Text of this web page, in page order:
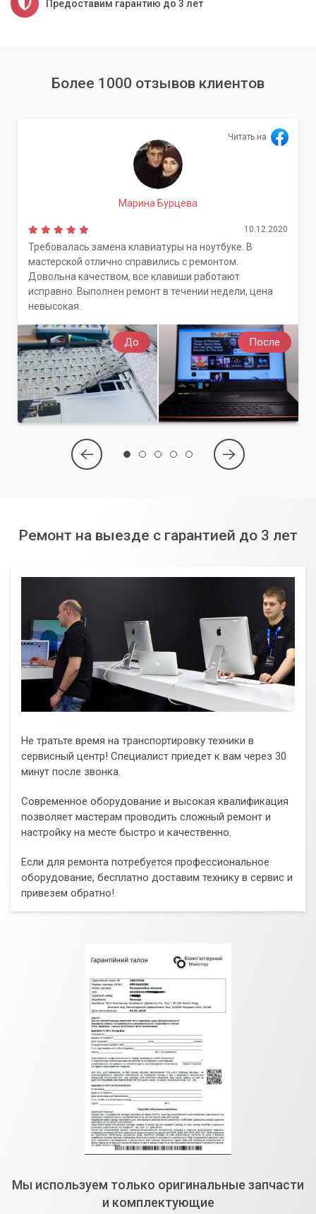
Предоставим гарантию до 3 лет
Более 1000 отзывов клиентов
До После
Читать на
Марина Бурцева
10.12.2020
Требовалась замена клавиатуры на ноутбуке. В
мастерской отлично справились с ремонтом.
Довольна качеством, все клавиши работают
исправно. Выполнен ремонт в течении недели, цена
невысокая.
Ремонт на выезде с гарантией до 3 лет
Не тратьте время на транспортировку техники в
сервисный центр! Специалист приедет к вам через 30
минут после звонка.
Современное оборудование и высокая квалификация
позволяет мастерам проводить сложный ремонт и
настройку на месте быстро и качественно.
Если для ремонта потребуется профессиональное
оборудование, бесплатно доставим технику в сервис и
привезем обратно!
Мы используем только оригинальные запчасти
и комплектующие